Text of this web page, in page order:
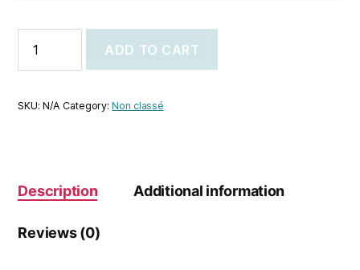
ADD TO CART
SKU:N/A Category:Non classé
Description Additional information
Reviews (0)